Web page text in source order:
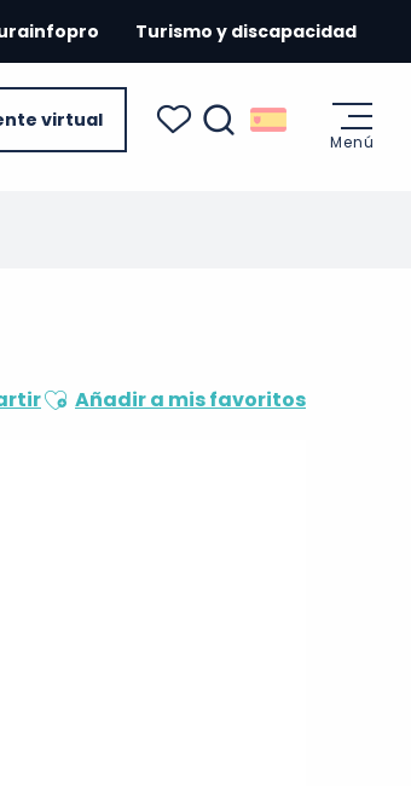
virtual
Turismo y discapacidad
Menú
Ajouter aux favoris
Añadir a mis favoritos